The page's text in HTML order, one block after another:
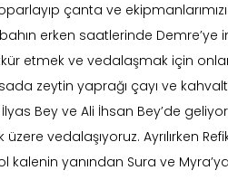
çanta ve ekipmanlarımızı
erken saatlerinde
etmek ve vedalaşmak için
zeytin yaprağı çayı ve
Bey ve Ali İhsan Bey’de
vedalaşıyoruz. Ayrılırken
kalenin yanından Sura ve